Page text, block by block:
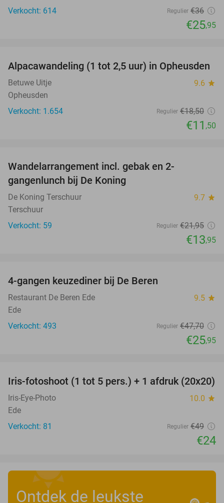
Verkocht: 614
Regulier €36
€25,95
38%
Alpacawandeling (1 tot 2,5 uur) in Opheusden
Betuwe Uitje 9.6 star
Opheusden
Verkocht: 1.654
Regulier €18,50
€11 ,50
Wandelarrangement incl. gebak en 2-
gangenlunch bij De Koning
De Koning Terschuur 9.7 star
Terschuur
Verkocht: 59
Regulier €21,95
€13,95
4-gangen keuzediner bij De Beren
Restaurant De Beren Ede 9.5 star
Ede
Verkocht: 493
Regulier €47,70
€25,95
51%
Iris-fotoshoot (1 tot 5 pers.) + 1 afdruk (20x20)
Iris-Eye-Photo 10.0 star
Ede
Verkocht: 81
Regulier €49
€24
Ontdek de leukste